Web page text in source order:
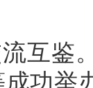
互鉴
功举